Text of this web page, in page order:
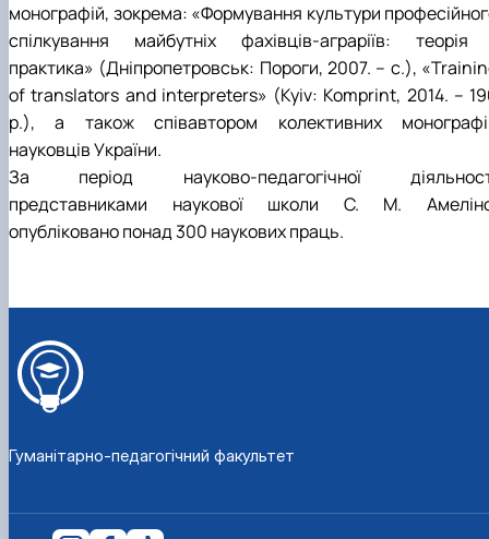
монографій, зокрема: «Формування культури
спілкування майбутніх фахівців-аграріїв: теорія
практика» (Дніпропетровськ: Пороги, 2007. – с.),
of translators and interpreters» (Kyiv: Komprint, 2014. –
p.), а також співавтором колективних
науковців України.
За період науково-педагогічної
представниками наукової школи С. М.
опубліковано понад 300 наукових праць.
Гуманітарно-педагогічний факультет